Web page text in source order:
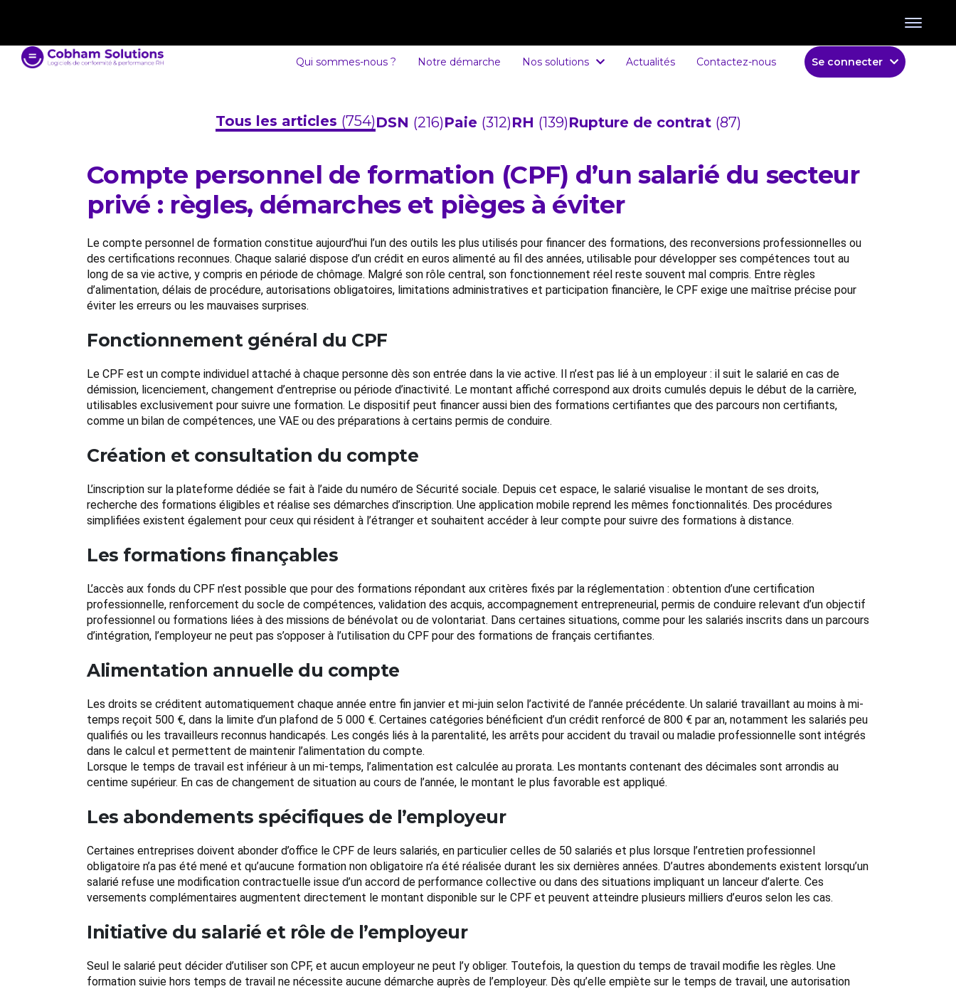
Qui sommes-nous ? Notre démarche Nos solutions Actualités Contactez-nous Se connecter
Tous les articles (754)DSN (216)Paie (312)RH (139)Rupture de contrat (87)
Compte personnel de formation (CPF) d’un salarié du secteur
privé : règles, démarches et pièges à éviter
Le compte personnel de formation constitue aujourd’hui l’un des outils les plus utilisés pour financer des formations, des reconversions professionnelles ou
des certifications reconnues. Chaque salarié dispose d’un crédit en euros alimenté au fil des années, utilisable pour développer ses compétences tout au
long de sa vie active, y compris en période de chômage. Malgré son rôle central, son fonctionnement réel reste souvent mal compris. Entre règles
d’alimentation, délais de procédure, autorisations obligatoires, limitations administratives et participation financière, le CPF exige une maîtrise précise pour
éviter les erreurs ou les mauvaises surprises.
Fonctionnement général du CPF
Le CPF est un compte individuel attaché à chaque personne dès son entrée dans la vie active. Il n’est pas lié à un employeur : il suit le salarié en cas de
démission, licenciement, changement d’entreprise ou période d’inactivité. Le montant affiché correspond aux droits cumulés depuis le début de la carrière,
utilisables exclusivement pour suivre une formation. Le dispositif peut financer aussi bien des formations certifiantes que des parcours non certifiants,
comme un bilan de compétences, une VAE ou des préparations à certains permis de conduire.
Création et consultation du compte
L’inscription sur la plateforme dédiée se fait à l’aide du numéro de Sécurité sociale. Depuis cet espace, le salarié visualise le montant de ses droits,
recherche des formations éligibles et réalise ses démarches d’inscription. Une application mobile reprend les mêmes fonctionnalités. Des procédures
simplifiées existent également pour ceux qui résident à l’étranger et souhaitent accéder à leur compte pour suivre des formations à distance.
Les formations finançables
L’accès aux fonds du CPF n’est possible que pour des formations répondant aux critères fixés par la réglementation : obtention d’une certification
professionnelle, renforcement du socle de compétences, validation des acquis, accompagnement entrepreneurial, permis de conduire relevant d’un objectif
professionnel ou formations liées à des missions de bénévolat ou de volontariat. Dans certaines situations, comme pour les salariés inscrits dans un parcours
d’intégration, l’employeur ne peut pas s’opposer à l’utilisation du CPF pour des formations de français certifiantes.
Alimentation annuelle du compte
Les droits se créditent automatiquement chaque année entre fin janvier et mi-juin selon l’activité de l’année précédente. Un salarié travaillant au moins à mi-
temps reçoit 500 €, dans la limite d’un plafond de 5 000 €. Certaines catégories bénéficient d’un crédit renforcé de 800 € par an, notamment les salariés peu
qualifiés ou les travailleurs reconnus handicapés. Les congés liés à la parentalité, les arrêts pour accident du travail ou maladie professionnelle sont intégrés
dans le calcul et permettent de maintenir l’alimentation du compte.
Lorsque le temps de travail est inférieur à un mi-temps, l’alimentation est calculée au prorata. Les montants contenant des décimales sont arrondis au
centime supérieur. En cas de changement de situation au cours de l’année, le montant le plus favorable est appliqué.
Les abondements spécifiques de l’employeur
Certaines entreprises doivent abonder d’office le CPF de leurs salariés, en particulier celles de 50 salariés et plus lorsque l’entretien professionnel
obligatoire n’a pas été mené et qu’aucune formation non obligatoire n’a été réalisée durant les six dernières années. D’autres abondements existent lorsqu’un
salarié refuse une modification contractuelle issue d’un accord de performance collective ou dans des situations impliquant un lanceur d’alerte. Ces
versements complémentaires augmentent directement le montant disponible sur le CPF et peuvent atteindre plusieurs milliers d’euros selon les cas.
Initiative du salarié et rôle de l’employeur
Seul le salarié peut décider d’utiliser son CPF, et aucun employeur ne peut l’y obliger. Toutefois, la question du temps de travail modifie les règles. Une
formation suivie hors temps de travail ne nécessite aucune démarche auprès de l’employeur. Dès qu’elle empiète sur le temps de travail, une autorisation